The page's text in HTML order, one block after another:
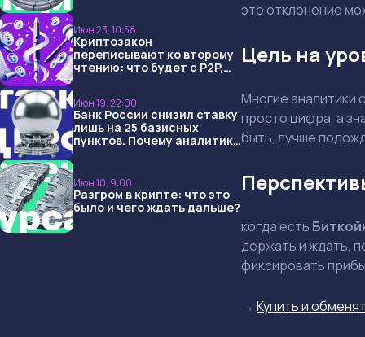
Июн 23, 10:58
Криптозакон
переписывают ко второму
чтению: что будет с P2P,
Июн 19, 22:00
Банк России снизил ставку
лишь на 25 базисных
пунктов. Почему аналитики
Июн 10, 9:00
Разгром в крипте: что это
было и чего ждать дальше?
это отклонение
Цель на
Многие аналитики
просто цифра, а
быть, лучше
когда есть
держать и ждать,
фиксировать
→ Купить и